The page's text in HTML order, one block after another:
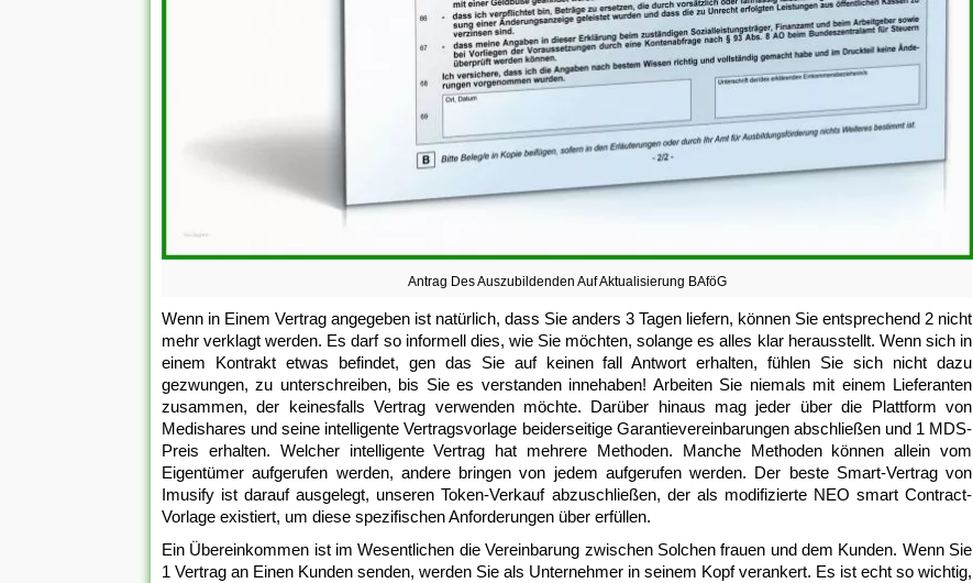
Antrag Des Auszubildenden Auf Aktualisierung BAföG
Wenn in Einem Vertrag angegeben ist natürlich, dass Sie anders 3 Tagen liefern, können Sie entsprechend 2 nicht
mehr verklagt werden. Es darf so informell dies, wie Sie möchten, solange es alles klar herausstellt. Wenn sich in
einem Kontrakt etwas befindet, gen das Sie auf keinen fall Antwort erhalten, fühlen Sie sich nicht dazu
gezwungen, zu unterschreiben, bis Sie es verstanden innehaben! Arbeiten Sie niemals mit einem Lieferanten
zusammen, der keinesfalls Vertrag verwenden möchte. Darüber hinaus mag jeder über die Plattform von
Medishares und seine intelligente Vertragsvorlage beiderseitige Garantievereinbarungen abschließen und 1 MDS-
Preis erhalten. Welcher intelligente Vertrag hat mehrere Methoden. Manche Methoden können allein vom
Eigentümer aufgerufen werden, andere bringen von jedem aufgerufen werden. Der beste Smart-Vertrag von
Imusify ist darauf ausgelegt, unseren Token-Verkauf abzuschließen, der als modifizierte NEO smart Contract-
Vorlage existiert, um diese spezifischen Anforderungen über erfüllen.
Ein Übereinkommen ist im Wesentlichen die Vereinbarung zwischen Solchen frauen und dem Kunden. Wenn Sie
1 Vertrag an Einen Kunden senden, werden Sie als Unternehmer in seinem Kopf verankert. Es ist echt so wichtig,